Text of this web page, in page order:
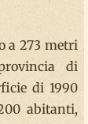
a 273 metri
di
di 1990
abitanti,